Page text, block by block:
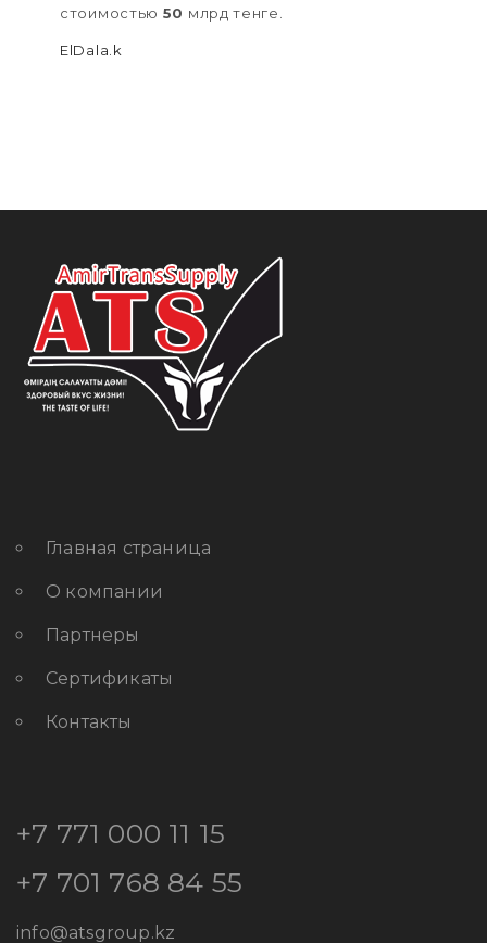
стоимостью 50 млрд тенге.
ElDala.k
Главная страница
О компании
Партнеры
Сертификаты
Контакты
+7 771 000 11 15
+7 701 768 84 55
info@atsgroup.kz